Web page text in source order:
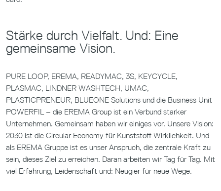
Stärke durch Vielfalt. Und: Eine
gemeinsame Vision.
PURE LOOP, EREMA, READYMAC, 3S, KEYCYCLE,
PLASMAC, LINDNER WASHTECH, UMAC,
PLASTICPRENEUR, BLUEONE Solutions und die Business Unit
POWERFIL – die EREMA Group ist ein Verbund starker
Unternehmen. Gemeinsam haben wir einiges vor. Unsere Vision:
2030 ist die Circular Economy für Kunststoff Wirklichkeit. Und
als EREMA Gruppe ist es unser Anspruch, die zentrale Kraft zu
sein, dieses Ziel zu erreichen. Daran arbeiten wir Tag für Tag. Mit
viel Erfahrung, Leidenschaft und: Neugier für neue Wege.